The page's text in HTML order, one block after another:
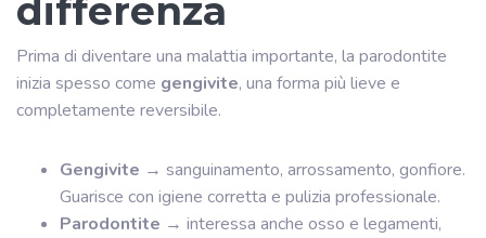
differenza
Prima di diventare una malattia importante, la parodontite
inizia spesso come gengivite, una forma più lieve e
completamente reversibile.
Gengivite → sanguinamento, arrossamento, gonfiore.
Guarisce con igiene corretta e pulizia professionale.
Parodontite → interessa anche osso e legamenti,